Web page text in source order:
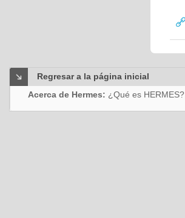
Regresar a la página inicial
Acerca de Hermes: ¿Qué es HERMES?